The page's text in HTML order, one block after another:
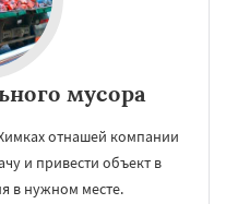
мусора
отнашей компании
и привести объект в
в нужном месте.